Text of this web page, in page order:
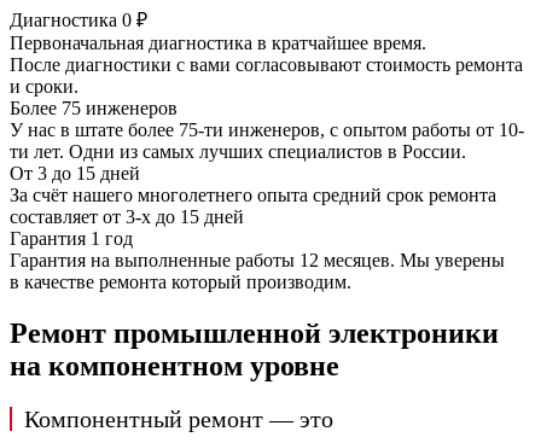
Диагностика 0 ₽
Первоначальная диагностика в кратчайшее время.
После диагностики с вами согласовывают стоимость ремонта
и сроки.
Более 75 инженеров
У нас в штате более 75-ти инженеров, с опытом работы от 10-
ти лет. Одни из самых лучших специалистов в России.
От 3 до 15 дней
За счёт нашего многолетнего опыта средний срок ремонта
составляет от 3-х до 15 дней
Гарантия 1 год
Гарантия на выполненные работы 12 месяцев. Мы уверены
в качестве ремонта который производим.
Ремонт промышленной электроники
на компонентном уровне
Компонентный ремонт — это